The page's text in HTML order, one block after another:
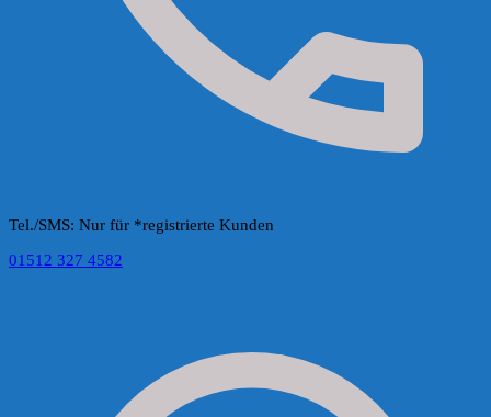
Tel./SMS: Nur für *registrierte Kunden
01512 327 4582